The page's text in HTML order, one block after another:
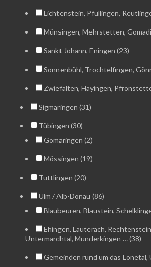
Lichtenstein, Pfullingen,
Münsingen, Mehrstetten,
Sankt Johann, Eningen (23)
Sonnenbühl, Trochtelfingen,
Zwiefalten, Hayingen,
Sigmaringen (31)
Tübingen (30)
Gomaringen (2)
Mössingen (19)
Tuttlingen (20)
Ulm / Alb-Donau (86)
Blaubeuren, Blaustein,
Ehingen, Lauterach,
Untermarchtal, Munderkingen … (38)
Gemeinden rund um das Lonetal,